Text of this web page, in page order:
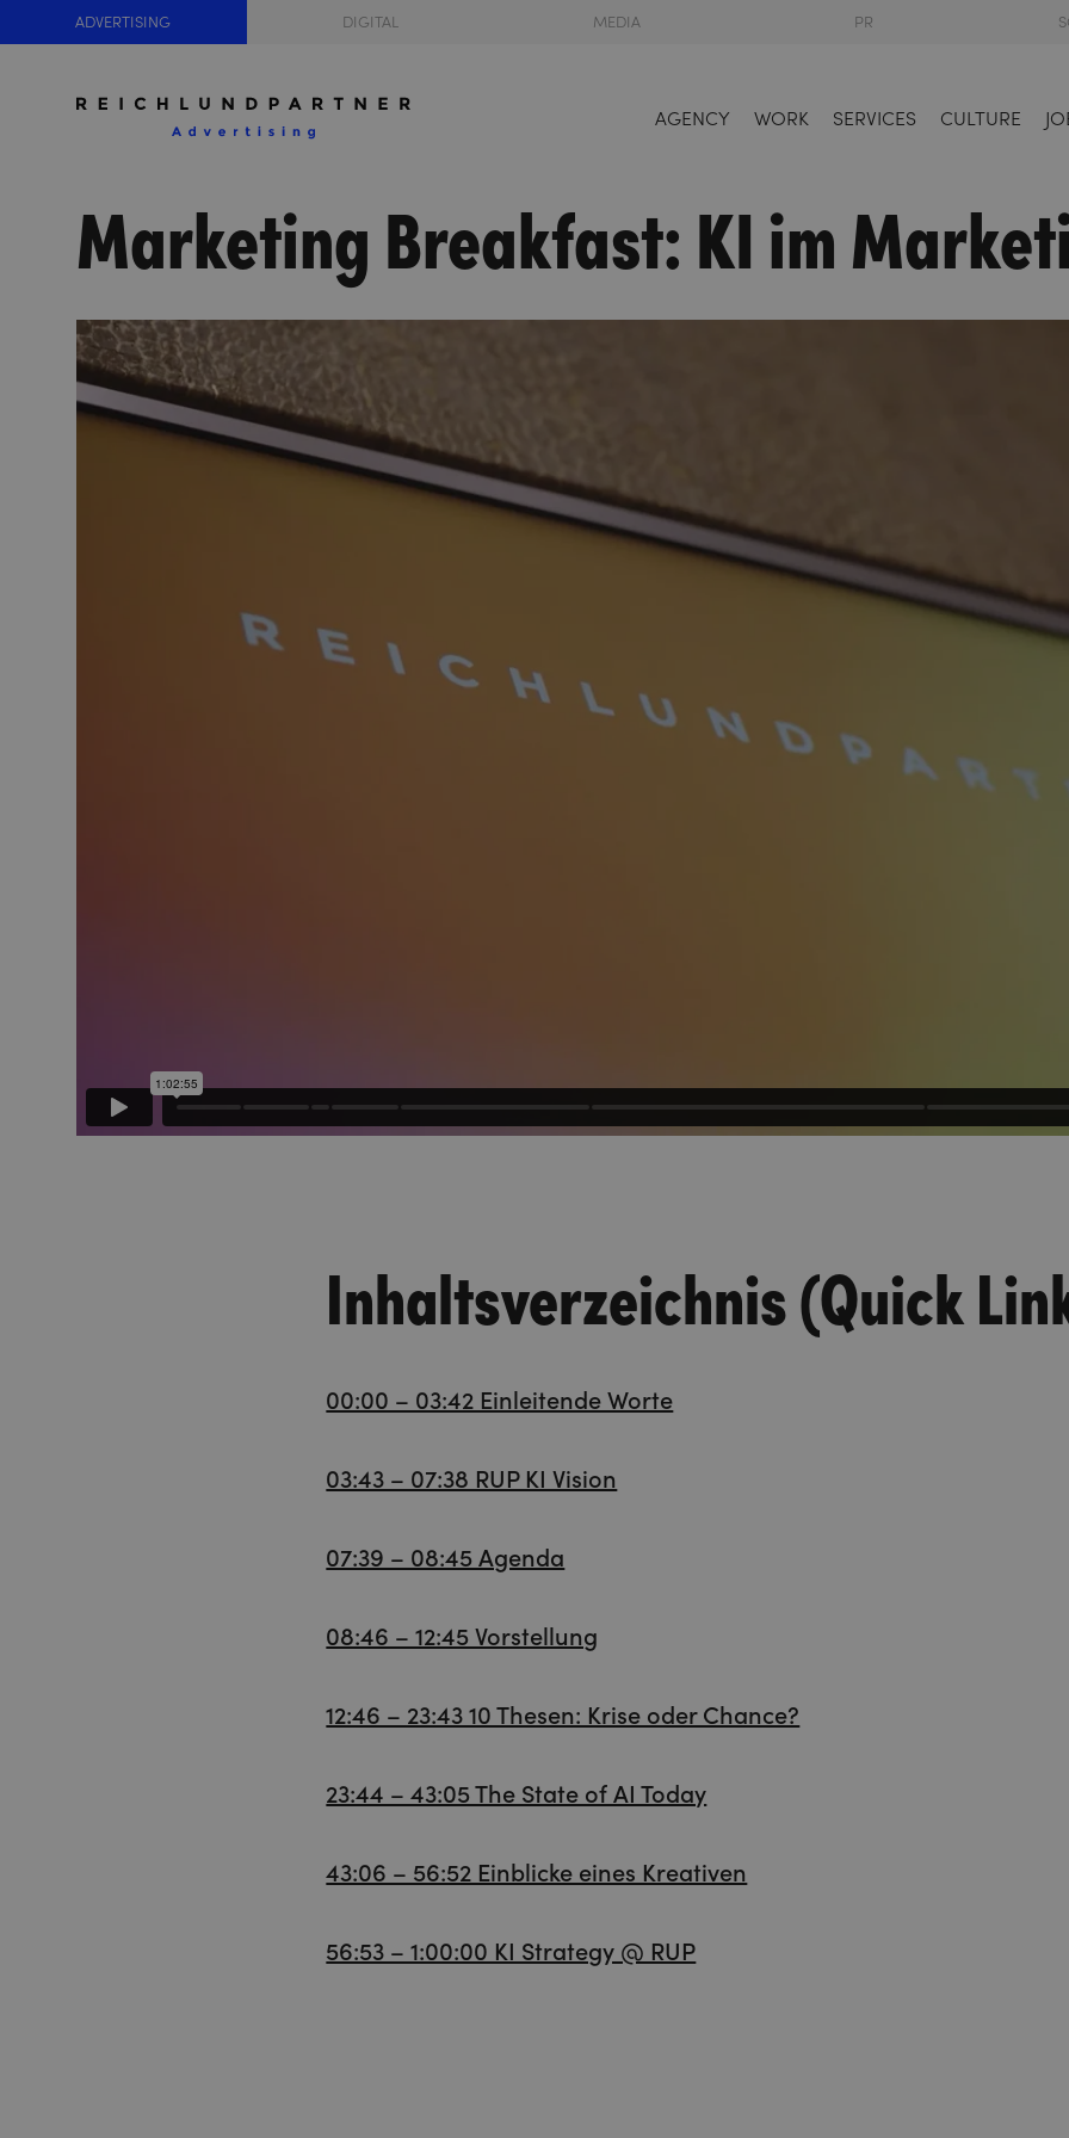
ADVERTISING DIGITAL MEDIA PR
AGENCY WORK SERVICES CULTURE
Marketing Breakfast: KI im
Inhaltsverzeichnis (Quick
00:00 – 03:42 Einleitende Worte
03:43 – 07:38 RUP KI Vision
07:39 – 08:45 Agenda
08:46 – 12:45 Vorstellung
12:46 – 23:43 10 Thesen: Krise oder Chance?
23:44 – 43:05 The State of AI Today
43:06 – 56:52 Einblicke eines Kreativen
56:53 – 1:00:00 KI Strategy @ RUP